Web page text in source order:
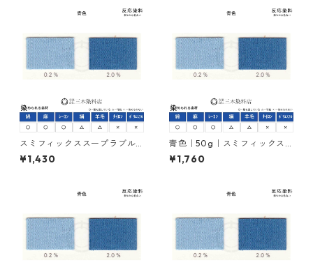
スミフィックススープラブル
ーBRF150％（青色｜20g）｜
反応染料
¥1,430
青色｜50g｜スミフィックス
スープラブルーBRF150％｜反
応染料
¥1,760